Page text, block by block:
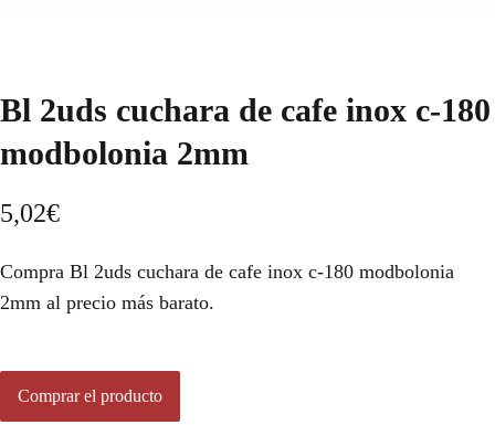
Bl 2uds cuchara de cafe inox c-180
modbolonia 2mm
5,02€
Compra Bl 2uds cuchara de cafe inox c-180 modbolonia
2mm al precio más barato.
Comprar el producto